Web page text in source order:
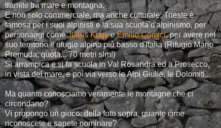
tramite tra mare e montagna.
E non solo commerciale, ma anche culturale: Trieste è
famosa per i suoi alpinisti e la sua scuola d'alpinismo, per
personaggi comeJulius KugyeEmilio Comici, per avere nel
suo territorio il rifugio alpino più basso d'Italia (Rifugio Mario
Premuda; quota... 70 metri slm!)
Si arrampica e si fa scuola in Val Rosandra ed a Prosecco,
in vista del mare, e poi via verso le Alpi Giulie, le Dolomiti...
Ma quanto conosciamo veramente le montagne che ci
circondano?
Vi propongo un gioco: della foto sopra, quante cime
riconoscete e sapete nominare?